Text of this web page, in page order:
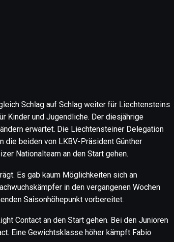
Schlag auf Schlag weiter für Liechtensteins
Kinder und Jugendliche. Der diesjährige
erwartet. Die Liechtensteiner Delegation
die beiden von LKBV-Präsident Günther
Nationalteam an den Start gehen.
Es gab kaum Möglichkeiten sich an
in den vergangenen Wochen
Saisonhöhepunkt vorbereitet.
Contact an den Start gehen. Bei den Junioren
Eine Gewichtsklasse höher kämpft Fabio